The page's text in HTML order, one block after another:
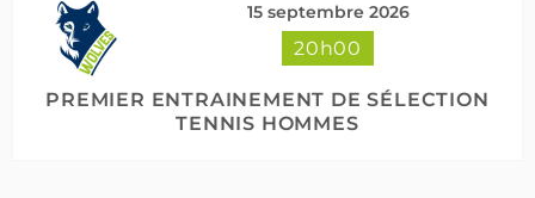
15 septembre 2026
20h00
PREMIER ENTRAINEMENT DE SÉLECTION
TENNIS HOMMES